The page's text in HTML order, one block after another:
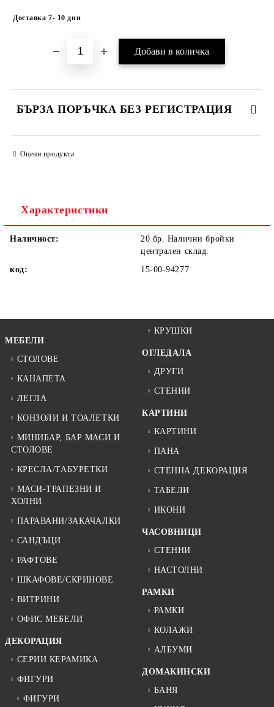
Доставка 7- 10 дни
БЪРЗА ПОРЪЧКА БЕЗ РЕГИСТРАЦИЯ
Оцени продукта
Характеристики
Наличност:
20 бр. Налични бройки
централен склад.
код:
15-00-94277
МЕБЕЛИ
СТОЛОВЕ
КАНАПЕТА
ЛЕГЛА
КОНЗОЛИ И ТОАЛЕТКИ
МИНИБАР, БАР МАСИ И
СТОЛОВЕ
КРЕСЛА/ТАБУРЕТКИ
МАСИ-ТРАПЕЗНИ И
ХОЛНИ
ПАРАВАНИ/ЗАКАЧАЛКИ
САНДЪЦИ
РАФТОВЕ
ШКАФОВЕ/СКРИНОВЕ
ВИТРИНИ
ОФИС МЕБЕЛИ
ДЕКОРАЦИЯ
СЕРИИ КЕРАМИКА
ФИГУРИ
ФИГУРИ
КРУШКИ
ОГЛЕДАЛА
ДРУГИ
СТЕННИ
КАРТИНИ
КАРТИНИ
ПАНА
СТЕННА ДЕКОРАЦИЯ
ТАБЕЛИ
ИКОНИ
ЧАСОВНИЦИ
СТЕННИ
НАСТОЛНИ
РАМКИ
РАМКИ
КОЛАЖИ
АЛБУМИ
ДОМАКИНСКИ
БАНЯ